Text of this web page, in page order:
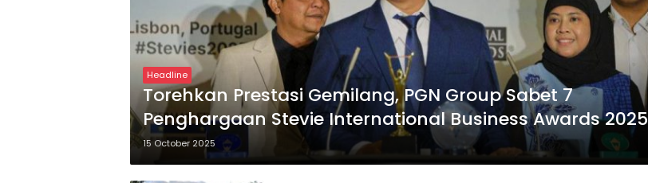
Headline
Torehkan Prestasi Gemilang, PGN Group Sabet 7
Penghargaan Stevie International Business Awards 2025
15 October 2025